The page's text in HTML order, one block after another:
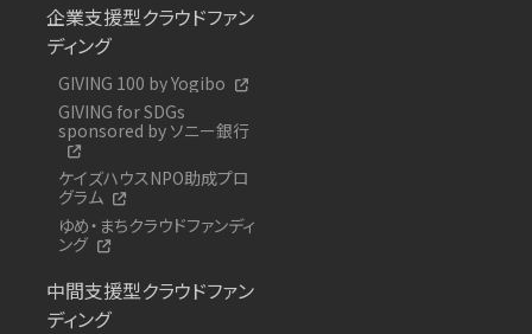
企業支援型クラウドファン
ディング
GIVING 100 by Yogibo
GIVING for SDGs
sponsored by ソニー銀行
ケイズハウスNPO助成プロ
グラム
ゆめ・まちクラウドファンディ
ング
中間支援型クラウドファン
ディング